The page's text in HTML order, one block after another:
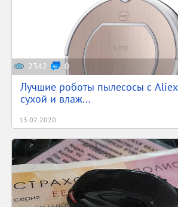
2342 0
Лучшие роботы пылесосы с
сухой и влаж...
13.02.2020